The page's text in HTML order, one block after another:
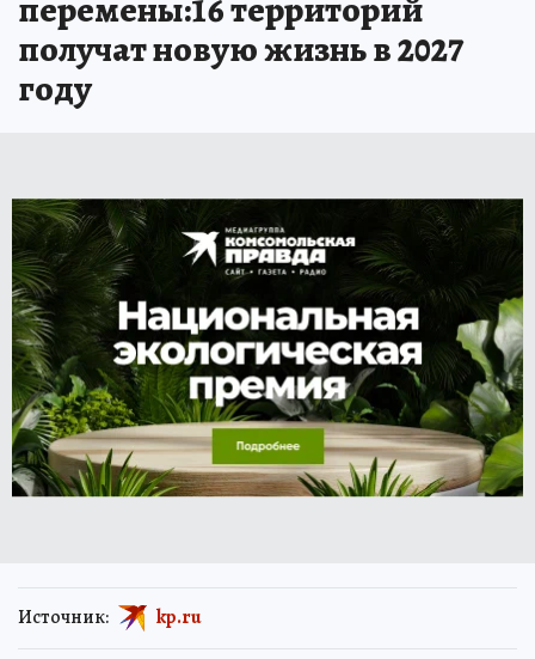
получат новую жизнь в 2027
году
Источник: kp.ru